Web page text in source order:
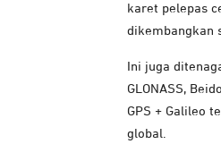
karet pelepas
dikembangkan
Ini juga
GLONASS,
GPS + Galileo
global.